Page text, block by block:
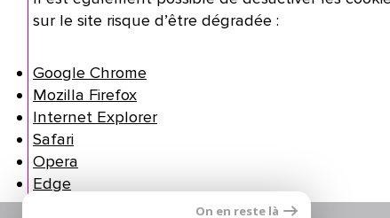
sur le site risque d’être dégradée :
Google Chrome
Mozilla Firefox
Internet Explorer
Safari
Opera
Edge
On en reste là